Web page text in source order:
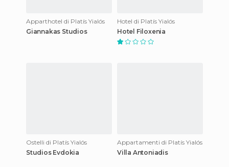
Apparthotel di Platís Yialós
Giannakas Studios
Hotel di Platís Yialós
Hotel Filoxenia
Ostelli di Platís Yialós
Studios Evdokia
Appartamenti di Platís Yialós
Villa Antoniadis